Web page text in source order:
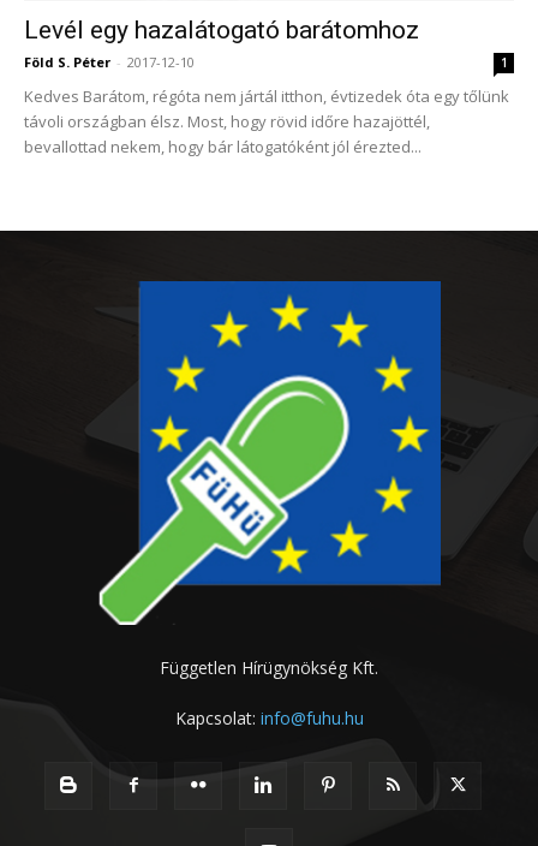
Levél egy hazalátogató barátomhoz
Föld S. Péter - 2017-12-10 1
Kedves Barátom, régóta nem jártál itthon, évtizedek óta egy tőlünk
távoli országban élsz. Most, hogy rövid időre hazajöttél,
bevallottad nekem, hogy bár látogatóként jól érezted...
Független Hírügynökség Kft.
Kapcsolat: info@fuhu.hu